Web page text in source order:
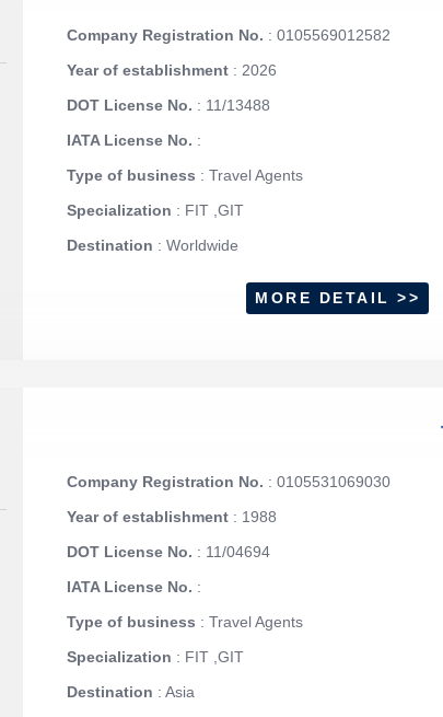
Company Registration No. : 0105569012582
Year of establishment : 2026
DOT License No. : 11/13488
IATA License No. :
Type of business : Travel Agents
Specialization : FIT ,GIT
Destination : Worldwide
MORE DETAIL >>
Company Registration No. : 0105531069030
Year of establishment : 1988
DOT License No. : 11/04694
IATA License No. :
Type of business : Travel Agents
Specialization : FIT ,GIT
Destination : Asia